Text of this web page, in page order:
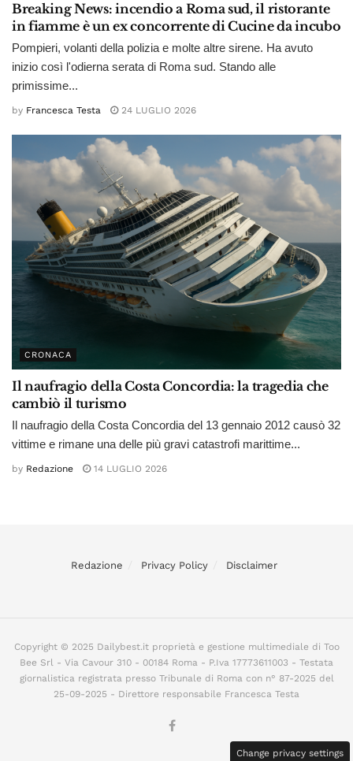
Breaking News: incendio a Roma sud, il ristorante
in fiamme è un ex concorrente di Cucine da incubo
Pompieri, volanti della polizia e molte altre sirene. Ha avuto
inizio così l'odierna serata di Roma sud. Stando alle
primissime...
by Francesca Testa 24 LUGLIO 2026
CRONACA
Il naufragio della Costa Concordia: la tragedia che
cambiò il turismo
Il naufragio della Costa Concordia del 13 gennaio 2012 causò 32
vittime e rimane una delle più gravi catastrofi marittime...
by Redazione 14 LUGLIO 2026
Redazione Privacy Policy Disclaimer
Copyright © 2025 Dailybest.it proprietà e gestione multimediale di Too
Bee Srl - Via Cavour 310 - 00184 Roma - P.Iva 17773611003 - Testata
giornalistica registrata presso Tribunale di Roma con n° 87-2025 del
25-09-2025 - Direttore responsabile Francesca Testa
Change privacy settings